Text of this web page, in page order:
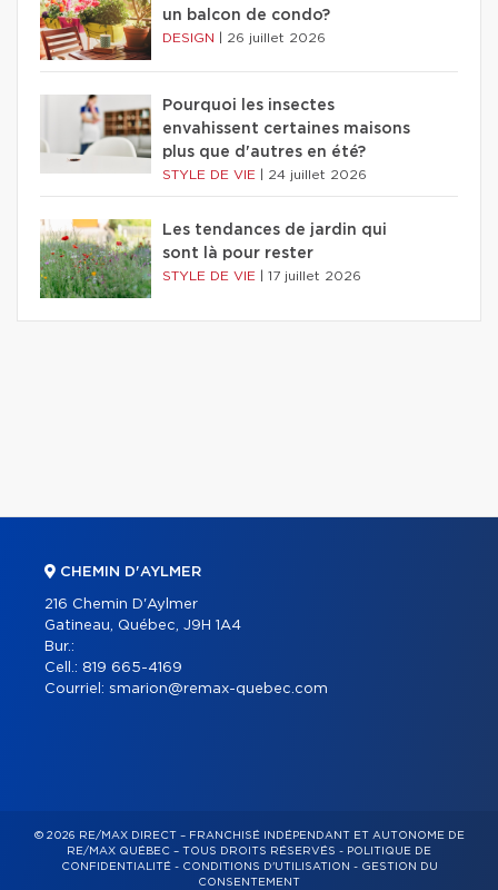
un balcon de condo?
DESIGN 26 juillet 2026
Pourquoi les insectes
envahissent certaines maisons
plus que d'autres en été?
STYLE DE VIE 24 juillet 2026
Les tendances de jardin qui
sont là pour rester
STYLE DE VIE 17 juillet 2026
CHEMIN D'AYLMER
216 Chemin D'Aylmer
Gatineau, Québec, J9H 1A4
Bur.:
Cell.: 819 665-4169
Courriel: smarion@remax-quebec.com
© 2026 RE/MAX DIRECT – FRANCHISÉ INDÉPENDANT ET AUTONOME DE
RE/MAX QUÉBEC – TOUS DROITS RÉSERVÉS - POLITIQUE DE
CONFIDENTIALITÉ- CONDITIONS D'UTILISATION - GESTION DU
CONSENTEMENT